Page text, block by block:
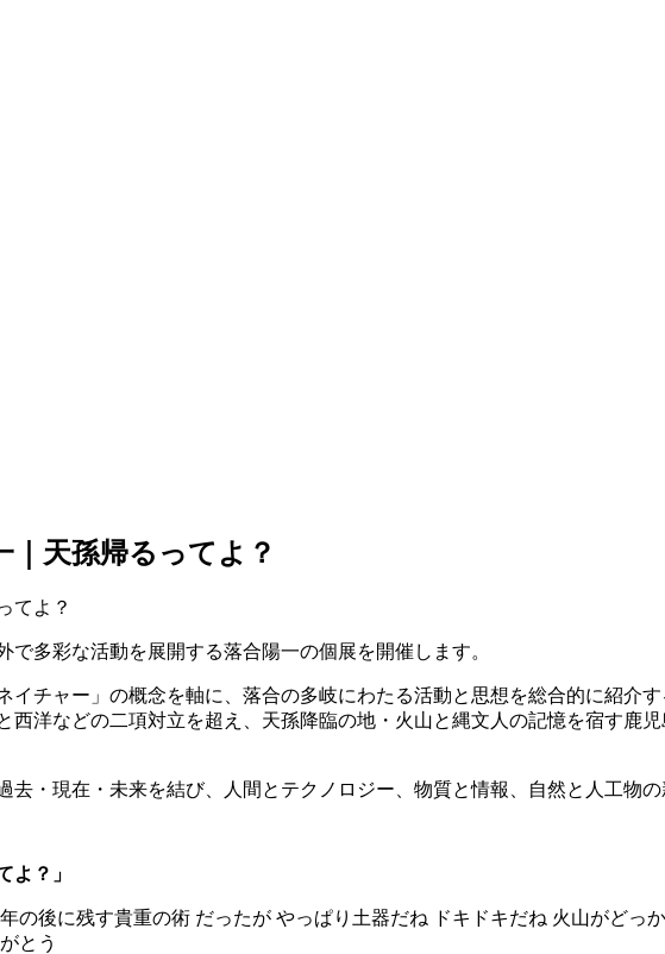
天孫帰るってよ？
多彩な活動を展開する落合陽一の個展を開催します。
チャー」の概念を軸に、落合の多岐にわたる活動と思想を総合的に紹介
西洋などの二項対立を超え、天孫降臨の地・火山と縄文人の記憶を宿す鹿
・現在・未来を結び、人間とテクノロジー、物質と情報、自然と人工物
よ？」
の後に残す貴重の術 だったが やっぱり⼟器だね ドキドキだね ⽕⼭がどっ
とう